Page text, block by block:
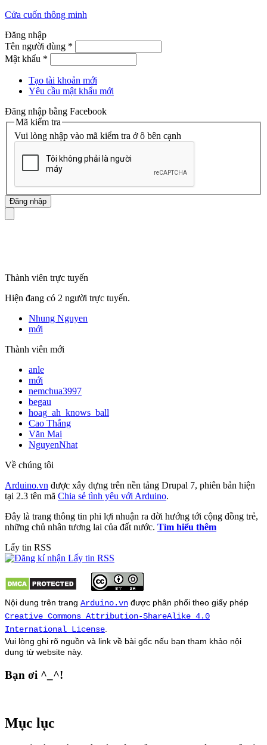
Cửa cuốn thông minh
Đăng nhập
Tên người dùng *
Mật khẩu *
Tạo tài khoản mới
Yêu cầu mật khẩu mới
Đăng nhập bằng Facebook
Mã kiểm tra
Vui lòng nhập vào mã kiểm tra ở ô bên cạnh
Thành viên trực tuyến
Hiện đang có 2 người trực tuyến.
Nhung Nguyen
mới
Thành viên mới
anle
mới
nemchua3997
begau
hoag_ah_knows_ball
Cao Thắng
Văn Mai
NguyenNhat
Về chúng tôi
Arduino.vn được xây dựng trên nền tảng Drupal 7, phiên bản hiện
tại 2.3 tên mã Chia sẻ tình yêu với Arduino.
Đây là trang thông tin phi lợi nhuận ra đời hướng tới cộng đồng trẻ,
những chủ nhân tương lai của đất nước. Tìm hiểu thêm
Lấy tin RSS
Nội dung trên trang Arduino.vn được phân phối theo giấy phép
Creative Commons Attribution-ShareAlike 4.0
International License
Vui lòng ghi rõ nguồn và link về bài gốc nếu bạn tham khảo nội
dung từ website này.
Bạn ơi ^_^!
Mục lục